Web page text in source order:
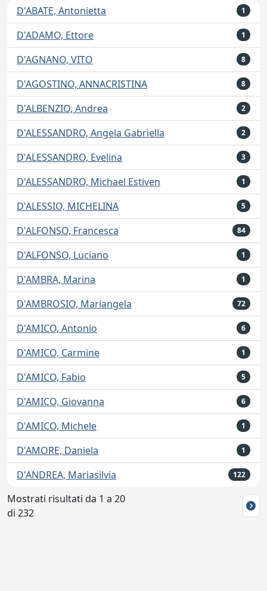
D'ABATE, Antonietta
1
D'ADAMO, Ettore 1
D'AGNANO, VITO 8
D'AGOSTINO, ANNACRISTINA 8
D'ALBENZIO, Andrea 2
D'ALESSANDRO, Angela Gabriella 2
D'ALESSANDRO, Evelina 3
D'ALESSANDRO, Michael Estiven 1
D'ALESSIO, MICHELINA 5
D'ALFONSO, Francesca 84
D'ALFONSO, Luciano 1
D'AMBRA, Marina 1
D'AMBROSIO, Mariangela 72
D'AMICO, Antonio 6
D'AMICO, Carmine 1
D'AMICO, Fabio 5
D'AMICO, Giovanna 6
D'AMICO, Michele 1
D'AMORE, Daniela 1
D'ANDREA, Mariasilvia 122
Mostrati risultati da 1 a 20
di 232